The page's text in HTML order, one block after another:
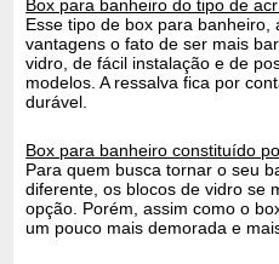
Box para banheiro do tipo de
Esse tipo de box para banheiro,
vantagens o fato de ser mais
vidro, de fácil instalação e de
modelos. A ressalva fica por
durável.
Box para banheiro constituído
Para quem busca tornar o seu
diferente, os blocos de vidro se
opção. Porém, assim como o
um pouco mais demorada e